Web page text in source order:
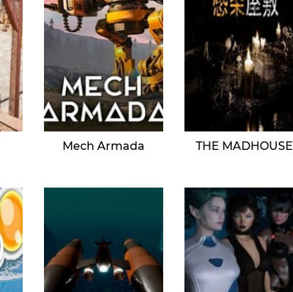
Mech Armada THE MADHOUSE